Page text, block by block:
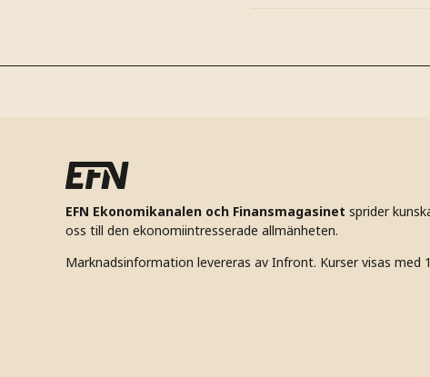
EFN Ekonomikanalen och Finansmagasinet sprider
oss till den ekonomiintresserade allmänheten.
Marknadsinformation levereras av Infront. Kurser visas med